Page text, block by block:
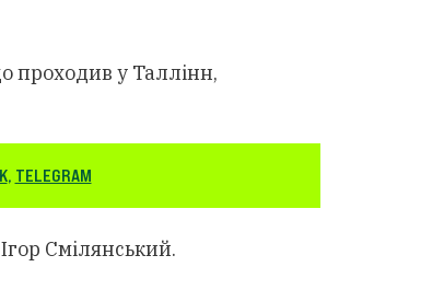
проходив у Таллінн,
, TELEGRAM
Смілянський.